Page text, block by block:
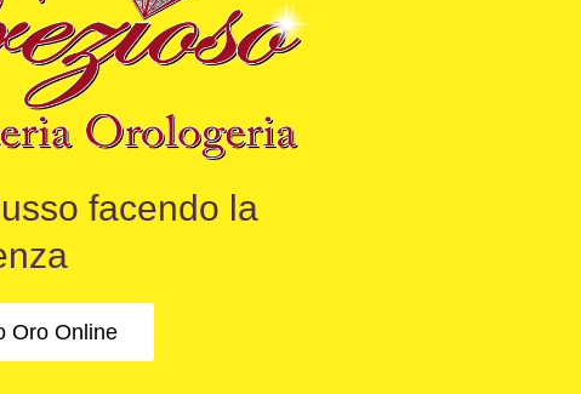
facendo la
Oro Online